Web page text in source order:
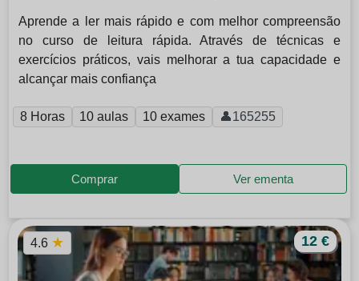
Aprende a ler mais rápido e com melhor compreensão
no curso de leitura rápida. Através de técnicas e
exercícios práticos, vais melhorar a tua capacidade e
alcançar mais confiança
8 Horas 10 aulas 10 exames 👤165255
Comprar Ver ementa
12 €
4.6 ★